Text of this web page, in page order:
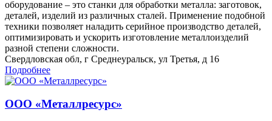
оборудование – это станки для обработки металла: заготовок,
деталей, изделий из различных сталей. Применение подобной
техники позволяет наладить серийное производство деталей,
оптимизировать и ускорить изготовление металлоизделий
разной степени сложности.
Свердловская обл, г Среднеуральск, ул Третья, д 16
Подробнее
ООО «Металлресурс»